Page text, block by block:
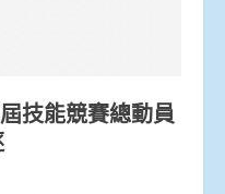
技能競賽總動員